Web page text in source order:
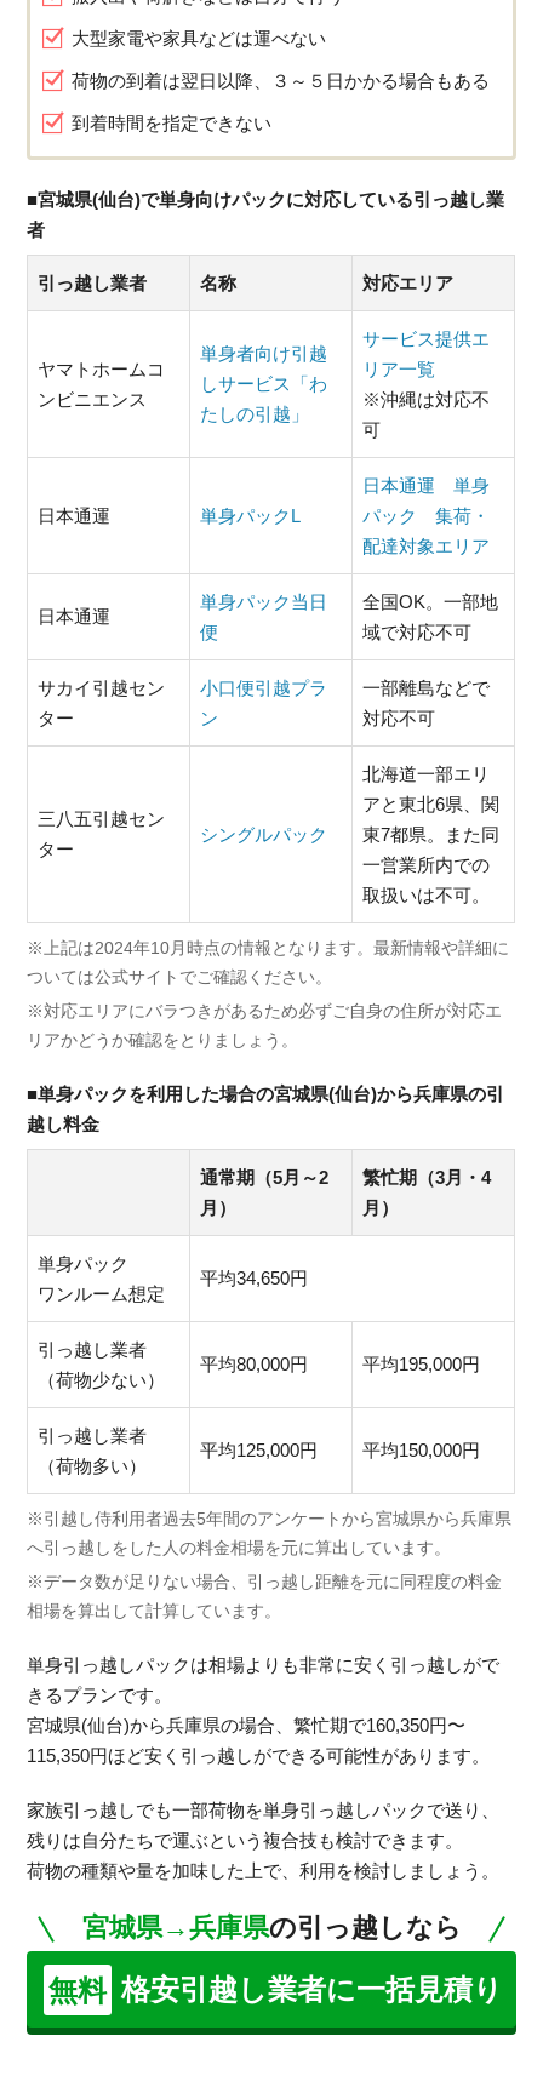
大型家電や家具などは運べない
荷物の到着は翌日以降、３～５日かかる場合もある
到着時間を指定できない
■宮城県(仙台)で単身向けパックに対応している引っ越し業
者
引っ越し業者 名称 対応エリア
ヤマトホームコ
ンビニエンス
単身者向け引越
しサービス「わ
たしの引越」
サービス提供エ
リア一覧
※沖縄は対応不
可
日本通運 単身パックL
日本通運 単身
パック 集荷・
配達対象エリア
日本通運
単身パック当日
便
全国OK。一部地
域で対応不可
サカイ引越セン
ター
小口便引越プラ
ン
一部離島などで
対応不可
三八五引越セン
ター
シングルパック
北海道一部エリ
アと東北6県、関
東7都県。また同
一営業所内での
取扱いは不可。
※上記は2024年10月時点の情報となります。最新情報や詳細に
ついては公式サイトでご確認ください。
※対応エリアにバラつきがあるため必ずご自身の住所が対応エ
リアかどうか確認をとりましょう。
■単身パックを利用した場合の宮城県(仙台)から兵庫県の引
越し料金
通常期（5月～2
月）
繁忙期（3月・4
月）
単身パック
ワンルーム想定
平均34,650円
引っ越し業者
（荷物少ない）
平均80,000円 平均195,000円
引っ越し業者
（荷物多い）
平均125,000円 平均150,000円
※引越し侍利用者過去5年間のアンケートから宮城県から兵庫県
へ引っ越しをした人の料金相場を元に算出しています。
※データ数が足りない場合、引っ越し距離を元に同程度の料金
相場を算出して計算しています。
単身引っ越しパックは相場よりも非常に安く引っ越しがで
きるプランです。
宮城県(仙台)から兵庫県の場合、繁忙期で160,350円〜
115,350円ほど安く引っ越しができる可能性があります。
家族引っ越しでも一部荷物を単身引っ越しパックで送り、
残りは自分たちで運ぶという複合技も検討できます。
荷物の種類や量を加味した上で、利用を検討しましょう。
宮城県→兵庫県の引っ越しなら
無料 格安引越し業者に一括見積り